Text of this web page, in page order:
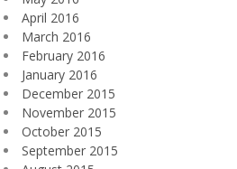
April 2016
March 2016
February 2016
January 2016
December 2015
November 2015
October 2015
September 2015